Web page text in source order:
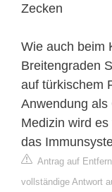
Zecken
Wie auch beim
Breitengraden
auf türkischem
Anwendung als
Medizin wird
das
Antrag auf
vollständige Antwort